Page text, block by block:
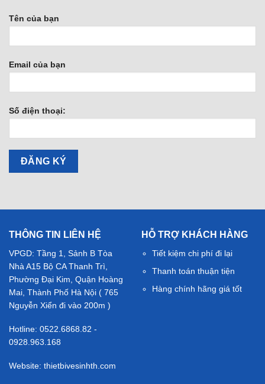
Tên của bạn
Email của bạn
Số điện thoại:
THÔNG TIN LIÊN HỆ
VPGD: Tầng 1, Sảnh B Tòa
Nhà A15 Bộ CA Thanh Trì,
Phường Đại Kim, Quận Hoàng
Mai, Thành Phố Hà Nội ( 765
Nguyễn Xiển đi vào 200m )
Hotline: 0522.6868.82 -
0928.963.168
Website: thietbivesinhth.com
HỖ TRỢ KHÁCH HÀNG
Tiết kiệm chi phí đi lại
Thanh toán thuận tiện
Hàng chính hãng giá tốt